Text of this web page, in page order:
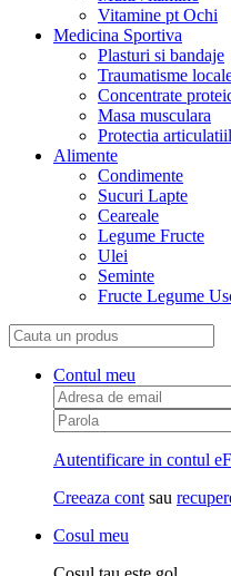
Vitamine pt Ochi
Medicina Sportiva
Plasturi si bandaje
Traumatisme
Concentrate
Masa musculara
Protectia
Alimente
Condimente
Sucuri Lapte
Ceareale
Legume Fructe
Ulei
Seminte
Fructe Legume
Contul meu
Autentificare in contul
Creeaza cont sau
Cosul meu